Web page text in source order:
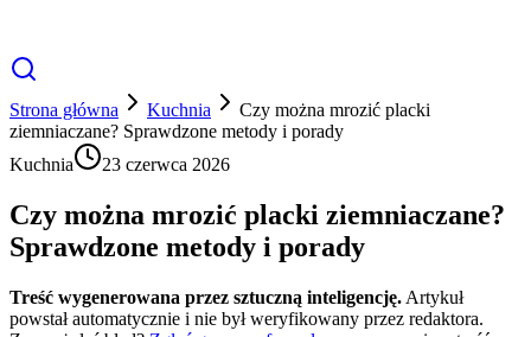
Strona główna Kuchnia
Czy można mrozić placki
ziemniaczane? Sprawdzone metody i porady
Kuchnia
23 czerwca 2026
Czy można mrozić placki ziemniaczane?
Sprawdzone metody i porady
Treść wygenerowana przez sztuczną inteligencję. Artykuł
powstał automatycznie i nie był weryfikowany przez redaktora.